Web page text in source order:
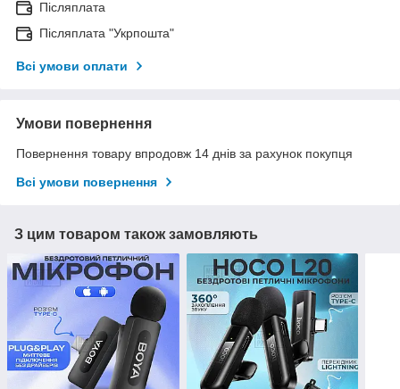
Післяплата
Післяплата "Укрпошта"
Всі умови оплати
Умови повернення
Повернення товару впродовж 14 днів за рахунок покупця
Всі умови повернення
З цим товаром також замовляють